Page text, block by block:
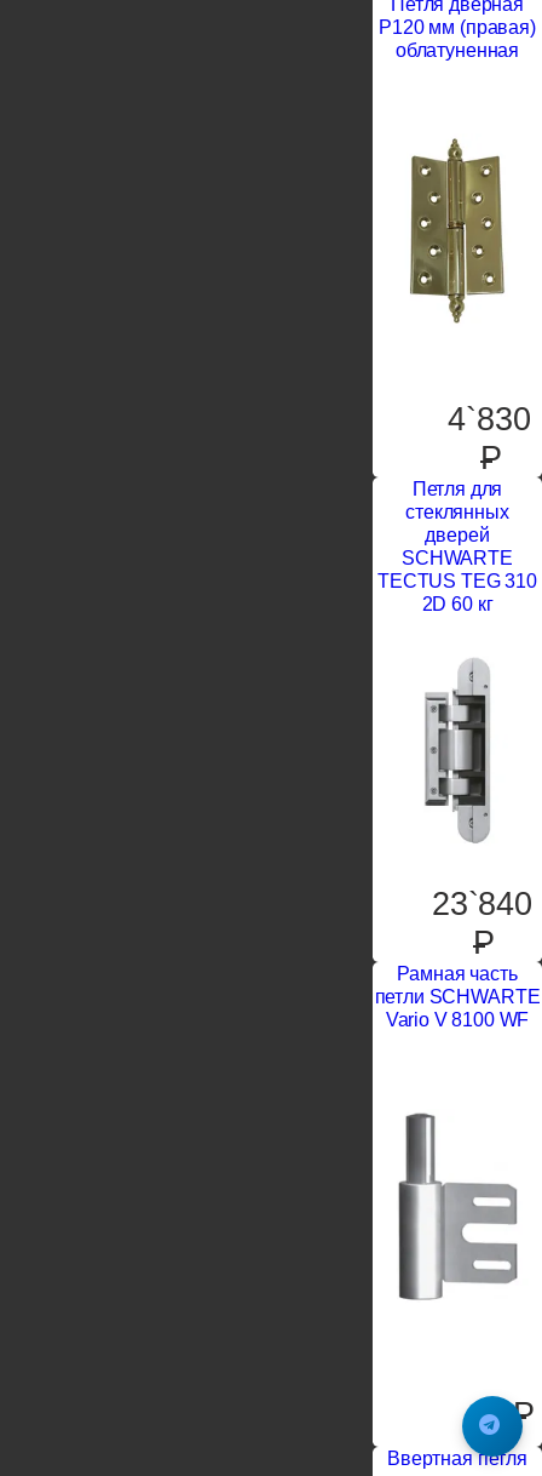
Петля дверная
P120 мм (правая)
облатуненная
4`830
P
Петля для
стеклянных
дверей
SCHWARTE
TECTUS TEG 310
2D 60 кг
23`840
P
Рамная часть
петли SCHWARTE
Vario V 8100 WF
0P
Ввертная петля